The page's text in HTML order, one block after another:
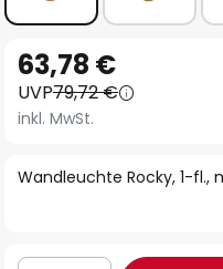
Anfang
der
Bildgalerie
Wandleuchte Rocky, 1-fl.,
63,78 €
UVP79,72 €
inkl. MwSt.